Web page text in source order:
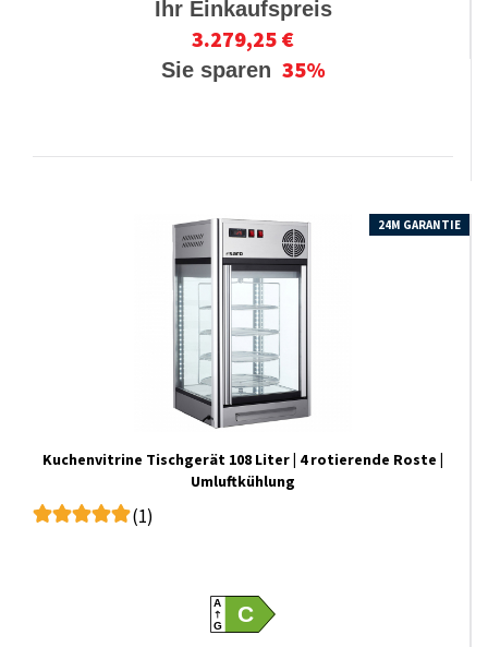
Ihr Einkaufspreis
3.279,25 €
Sie sparen 35%
24M GARANTIE
Kuchenvitrine Tischgerät 108 Liter | 4 rotierende Roste |
Umluftkühlung
(1)
A
GC